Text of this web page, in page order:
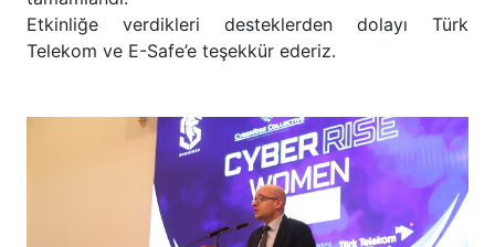
Etkinliğe verdikleri desteklerden dolayı Türk
Telekom ve E-Safe’e teşekkür ederiz.